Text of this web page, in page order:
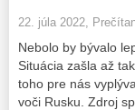
22. júla 2022,
Nebolo by bývalo
Situácia zašla až
toho pre nás
voči Rusku. Zdroj